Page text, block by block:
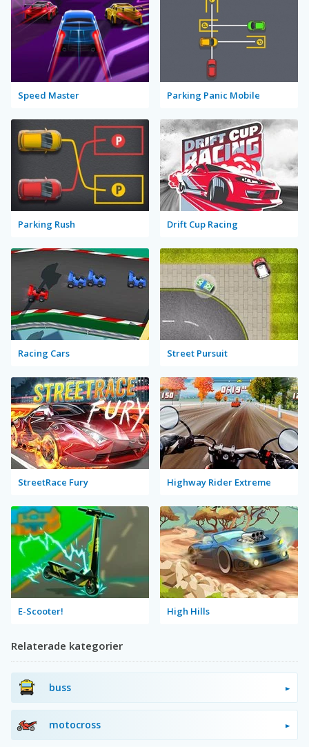
Speed Master Parking Panic Mobile
Parking Rush Drift Cup Racing
Racing Cars Street Pursuit
StreetRace Fury Highway Rider Extreme
E-Scooter! High Hills
Relaterade kategorier
buss
motocross